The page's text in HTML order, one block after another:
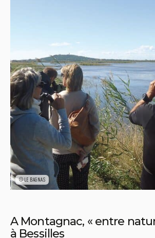
©LE BAGNAS
A Montagnac, « entre
à Bessilles